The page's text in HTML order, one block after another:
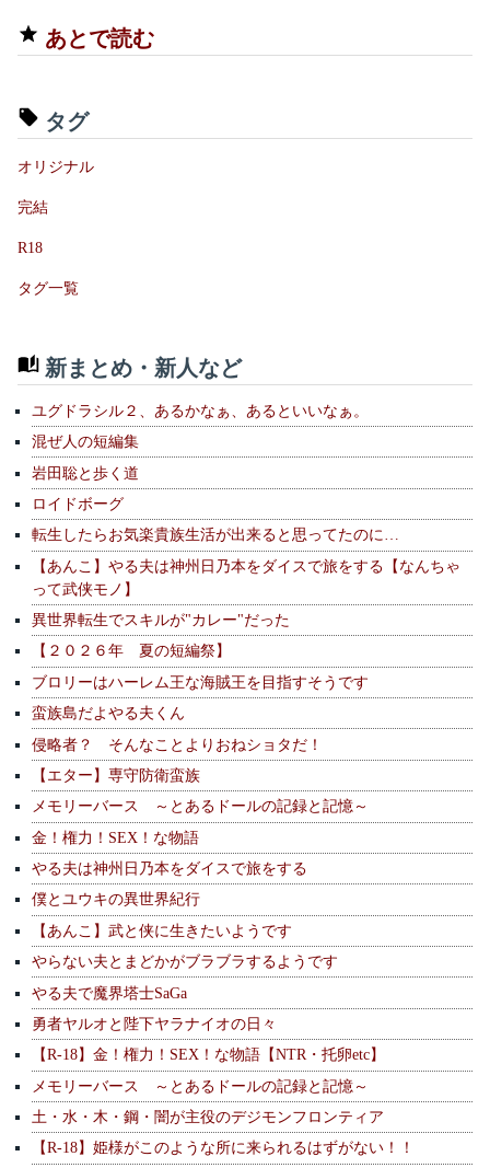
あとで読む
タグ
オリジナル
完結
R18
タグ一覧
新まとめ・新人など
ユグドラシル２、あるかなぁ、あるといいなぁ。
混ぜ人の短編集
岩田聡と歩く道
ロイドボーグ
転生したらお気楽貴族生活が出来ると思ってたのに…
【あんこ】やる夫は神州日乃本をダイスで旅をする【なんちゃ
って武侠モノ】
異世界転生でスキルが"カレー"だった
【２０２６年 夏の短編祭】
ブロリーはハーレム王な海賊王を目指すそうです
蛮族島だよやる夫くん
侵略者？ そんなことよりおねショタだ！
【エター】専守防衛蛮族
メモリーバース ～とあるドールの記録と記憶～
金！権力！SEX！な物語
やる夫は神州日乃本をダイスで旅をする
僕とユウキの異世界紀行
【あんこ】武と侠に生きたいようです
やらない夫とまどかがブラブラするようです
やる夫で魔界塔士SaGa
勇者ヤルオと陛下ヤラナイオの日々
【R-18】金！権力！SEX！な物語【NTR・托卵etc】
メモリーバース ～とあるドールの記録と記憶～
土・水・木・鋼・闇が主役のデジモンフロンティア
【R-18】姫様がこのような所に来られるはずがない！！